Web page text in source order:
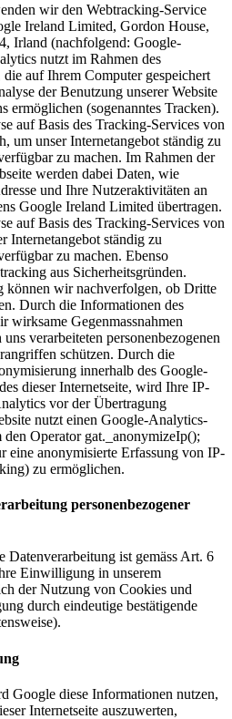
wir den Webtracking-Service
Ireland Limited, Gordon House,
Irland (nachfolgend: Google-
nutzt im Rahmen des
auf Ihrem Computer gespeichert
der Benutzung unserer Website
ermöglichen (sogenanntes Tracken).
auf Basis des Tracking-Services von
um unser Internetangebot ständig zu
zu machen. Im Rahmen der
werden dabei Daten, wie
und Ihre Nutzeraktivitäten an
Google Ireland Limited übertragen.
auf Basis des Tracking-Services von
Internetangebot ständig zu
zu machen. Ebenso
aus Sicherheitsgründen.
können wir nachverfolgen, ob Dritte
Durch die Informationen des
wirksame Gegenmassnahmen
verarbeiteten personenbezogenen
schützen. Durch die
innerhalb des Google-
dieser Internetseite, wird Ihre IP-
vor der Übertragung
nutzt einen Google-Analytics-
Operator gat._anonymizeIp();
eine anonymisierte Erfassung von IP-
zu ermöglichen.
personenbezogener
Datenverarbeitung ist gemäss Art. 6
Einwilligung in unserem
der Nutzung von Cookies und
durch eindeutige bestätigende
Google diese Informationen nutzen,
Internetseite auszuwerten,